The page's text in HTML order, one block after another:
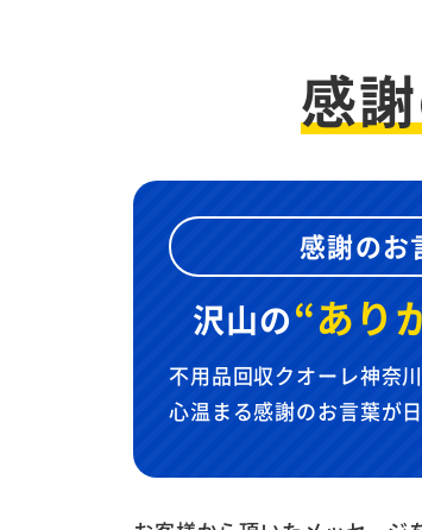
感
感謝のお
沢山の“あり
不用品回収クオーレ神奈
心温まる感謝のお言葉が